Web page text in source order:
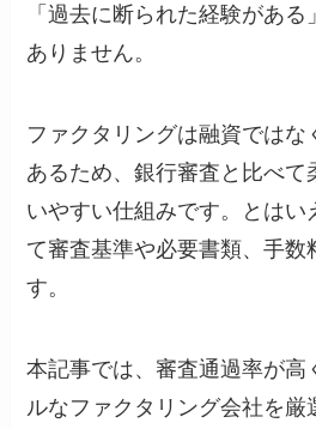
「過去に断られた経験がある
ありません。
ファクタリングは融資では
あるため、銀行審査と比べて
いやすい仕組みです。とはい
て審査基準や必要書類、手数
す。
本記事では、審査通過率が高
ルなファクタリング会社を厳